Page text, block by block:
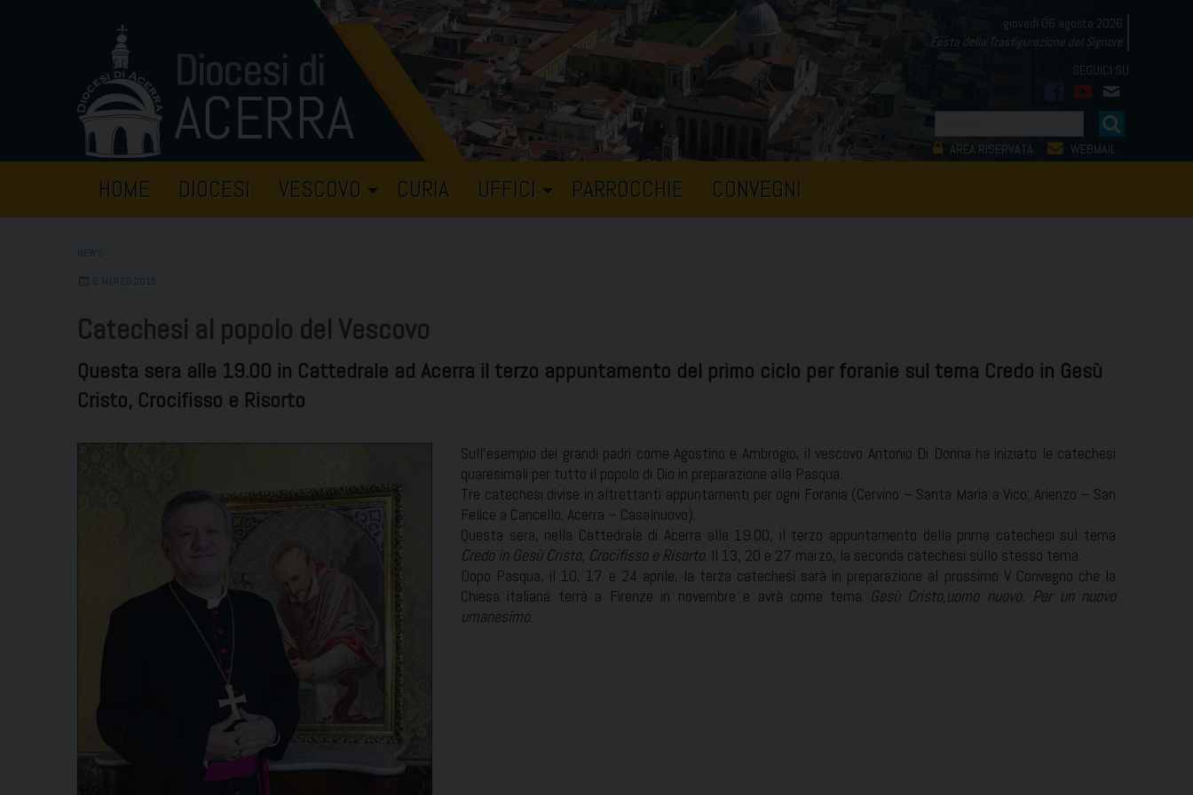
giovedì 06 agosto 2026
Festa della Trasfigurazione del Signore
facebook
youtube
mail
AREA RISERVATA WEBMAIL
HOME DIOCESI VESCOVO CURIA UFFICI PARROCCHIE CONVEGNI
NEWS
6 MARZO 2015
Catechesi al popolo del Vescovo
Questa sera alle 19.00 in Cattedrale ad Acerra il terzo appuntamento del primo ciclo per foranie sul tema Credo in Gesù
Cristo, Crocifisso e Risorto
Sull’esempio dei grandi padri come Agostino e Ambrogio, il vescovo Antonio Di Donna ha iniziato le catechesi
quaresimali per tutto il popolo di Dio in preparazione alla Pasqua.
Tre catechesi divise in altrettanti appuntamenti per ogni Forania (Cervino – Santa Maria a Vico; Arienzo – San
Felice a Cancello; Acerra – Casalnuovo).
Questa sera, nella Cattedrale di Acerra alle 19.00, il terzo appuntamento della prima catechesi sul tema
Credo in Gesù Cristo, Crocifisso e Risorto. Il 13, 20 e 27 marzo, la seconda catechesi sullo stesso tema.
Dopo Pasqua, il 10, 17 e 24 aprile, la terza catechesi sarà in preparazione al prossimo V Convegno che la
Chiesa italiana terrà a Firenze in novembre e avrà come tema Gesù Cristo,uomo nuovo. Per un nuovo
umanesimo.